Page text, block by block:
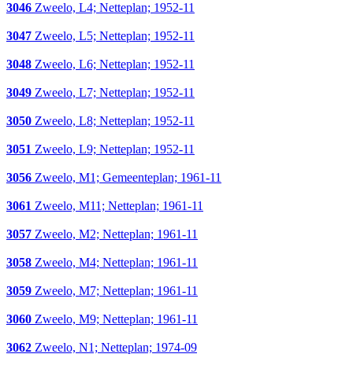
3046 Zweelo, L4; Netteplan; 1952-11
3047 Zweelo, L5; Netteplan; 1952-11
3048 Zweelo, L6; Netteplan; 1952-11
3049 Zweelo, L7; Netteplan; 1952-11
3050 Zweelo, L8; Netteplan; 1952-11
3051 Zweelo, L9; Netteplan; 1952-11
3056 Zweelo, M1; Gemeenteplan; 1961-11
3061 Zweelo, M11; Netteplan; 1961-11
3057 Zweelo, M2; Netteplan; 1961-11
3058 Zweelo, M4; Netteplan; 1961-11
3059 Zweelo, M7; Netteplan; 1961-11
3060 Zweelo, M9; Netteplan; 1961-11
3062 Zweelo, N1; Netteplan; 1974-09